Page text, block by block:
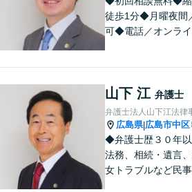
徒歩1分◆月曜夜間
可◆電話／オンライ
産、相続・遺言、交
ど
山下 江 弁護士
弁護士法人山下江法律
広島県|広島市中区
◆弁護士歴３０年
法務、相続・遺言
女トラブルなど民事